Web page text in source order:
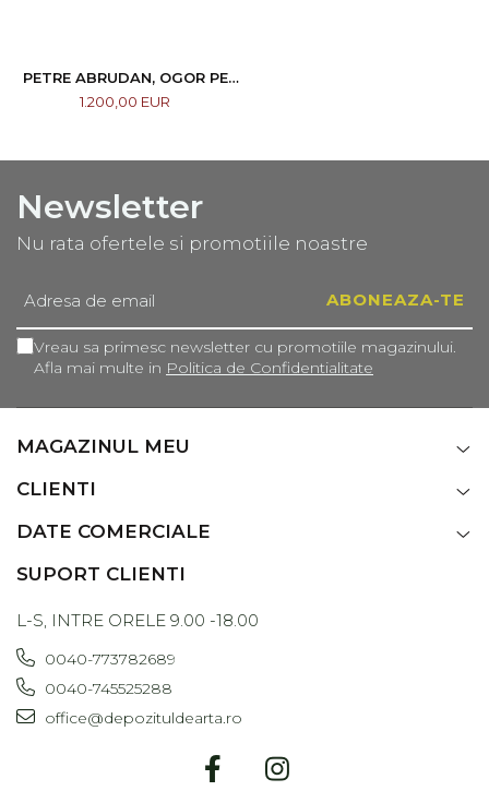
PETRE ABRUDAN, OGOR PE
MALUL SOMEȘULUI
1.200,00 EUR
Newsletter
Nu rata ofertele si promotiile noastre
Vreau sa primesc newsletter cu promotiile magazinului.
Afla mai multe in Politica de Confidentialitate
MAGAZINUL MEU
CLIENTI
DATE COMERCIALE
SUPORT CLIENTI
L-S, INTRE ORELE 9.00 -18.00
0040-773782689
0040-745525288
office@depozituldearta.ro